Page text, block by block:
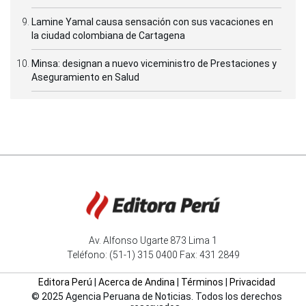
Lamine Yamal causa sensación con sus vacaciones en
la ciudad colombiana de Cartagena
Minsa: designan a nuevo viceministro de Prestaciones y
Aseguramiento en Salud
Av. Alfonso Ugarte 873 Lima 1
Teléfono: (51-1) 315 0400 Fax: 431 2849
Editora Perú Acerca de Andina Términos
Privacidad
© 2025 Agencia Peruana de Noticias. Todos los derechos